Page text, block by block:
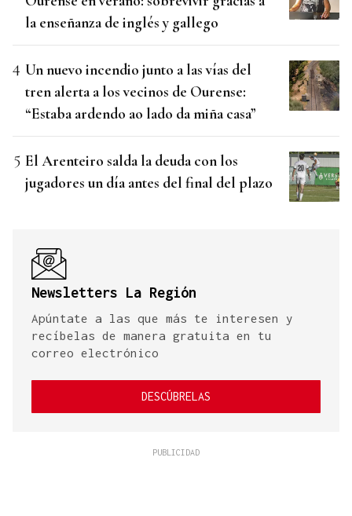
la enseñanza de inglés y gallego
Un nuevo incendio junto a las vías del
tren alerta a los vecinos de Ourense:
“Estaba ardendo ao lado da miña casa”
El Arenteiro salda la deuda con los
jugadores un día antes del final del plazo
Newsletters La Región
Apúntate a las que más te interesen y
recíbelas de manera gratuita en tu
correo electrónico
DESCÚBRELAS